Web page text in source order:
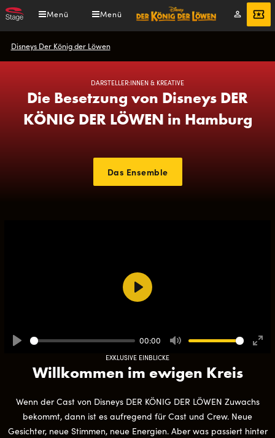
Direkt
zum
Menü Menü
Mein
Konto
Tickets
Pfadnavigation
Disneys Der König der Löwen
DARSTELLER:INNEN & KREATIVE
Die Besetzung von Disneys DER
KÖNIG DER LÖWEN in Hamburg
Das Ensemble
EXKLUSIVE EINBLICKE
Willkommen im ewigen Kreis
Wenn der Cast von Disneys DER KÖNIG DER LÖWEN Zuwachs
bekommt, dann ist es aufregend für Cast und Crew. Neue
Gesichter, neue Stimmen, neue Energien. Aber was passiert hinter
00:00
Play